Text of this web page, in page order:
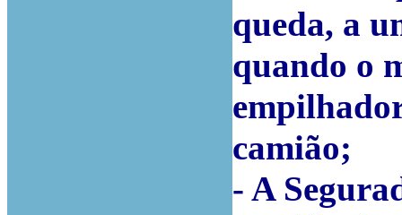
queda, a
quando o
camião;
- A